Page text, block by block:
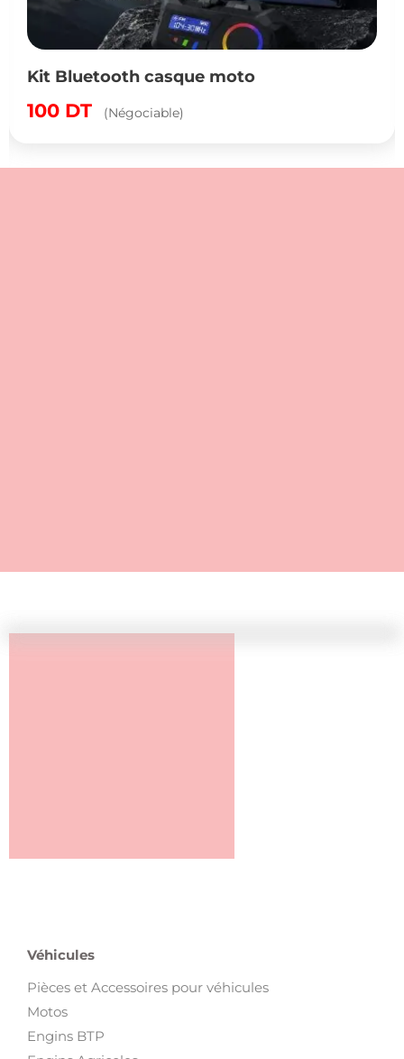
Kit Bluetooth casque moto
100 DT (Négociable)
Véhicules
Pièces et Accessoires pour véhicules
Motos
Engins BTP